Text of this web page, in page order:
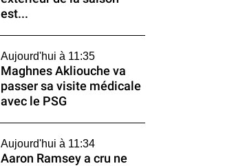
est...
Aujourd'hui à 11:35
Maghnes Akliouche va
passer sa visite médicale
avec le PSG
Aujourd'hui à 11:34
Aaron Ramsey a cru ne